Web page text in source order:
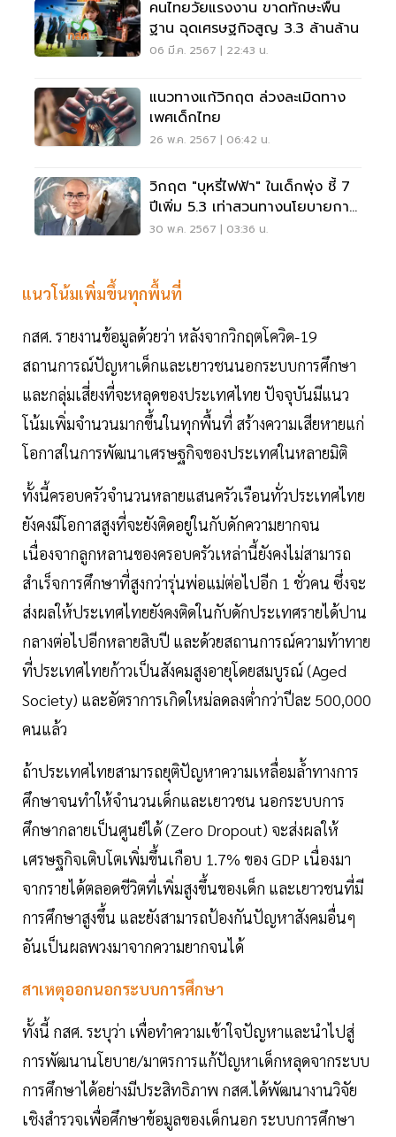
คนไทยวัยแรงงาน ขาดทักษะพื้น
ฐาน ฉุดเศรษฐกิจสูญ 3.3 ล้านล้าน
06 มี.ค. 2567 | 22:43 น.
แนวทางแก้วิกฤต ล่วงละเมิดทาง
เพศเด็กไทย
26 พ.ค. 2567 | 06:42 น.
วิกฤต "บุหรี่ไฟฟ้า" ในเด็กพุ่ง ชี้ 7
ปีเพิ่ม 5.3 เท่าสวนทางนโยบายการ
แบน
30 พ.ค. 2567 | 03:36 น.
แนวโน้มเพิ่มขึ้นทุกพื้นที่
กสศ. รายงานข้อมูลด้วยว่า หลังจากวิกฤตโควิด-19
สถานการณ์ปัญหาเด็กและเยาวชนนอกระบบการศึกษา
และกลุ่มเสี่ยงที่จะหลุดของประเทศไทย ปัจจุบันมีแนว
โน้มเพิ่มจำนวนมากขึ้นในทุกพื้นที่ สร้างความเสียหายแก่
โอกาสในการพัฒนาเศรษฐกิจของประเทศในหลายมิติ
ทั้งนี้ครอบครัวจำนวนหลายแสนครัวเรือนทั่วประเทศไทย
ยังคงมีโอกาสสูงที่จะยังติดอยู่ในกับดักความยากจน
เนื่องจากลูกหลานของครอบครัวเหล่านี้ยังคงไม่สามารถ
สำเร็จการศึกษาที่สูงกว่ารุ่นพ่อแม่ต่อไปอีก 1 ชั่วคน ซึ่งจะ
ส่งผลให้ประเทศไทยยังคงติดในกับดักประเทศรายได้ปาน
กลางต่อไปอีกหลายสิบปี และด้วยสถานการณ์ความท้าทาย
ที่ประเทศไทยก้าวเป็นสังคมสูงอายุโดยสมบูรณ์ (Aged
Society) และอัตราการเกิดใหม่ลดลงต่ำกว่าปีละ 500,000
คนแล้ว
ถ้าประเทศไทยสามารถยุติปัญหาความเหลื่อมล้ำทางการ
ศึกษาจนทำให้จำนวนเด็กและเยาวชน นอกระบบการ
ศึกษากลายเป็นศูนย์ได้ (Zero Dropout) จะส่งผลให้
เศรษฐกิจเติบโตเพิ่มขึ้นเกือบ 1.7% ของ GDP เนื่องมา
จากรายได้ตลอดชีวิตที่เพิ่มสูงขึ้นของเด็ก และเยาวชนที่มี
การศึกษาสูงขึ้น และยังสามารถป้องกันปัญหาสังคมอื่นๆ
อันเป็นผลพวงมาจากความยากจนได้
สาเหตุออกนอกระบบการศึกษา
ทั้งนี้ กสศ. ระบุว่า เพื่อทำความเข้าใจปัญหาและนำไปสู่
การพัฒนานโยบาย/มาตรการแก้ปัญหาเด็กหลุดจากระบบ
การศึกษาได้อย่างมีประสิทธิภาพ กสศ.ได้พัฒนางานวิจัย
เชิงสำรวจเพื่อศึกษาข้อมูลของเด็กนอก ระบบการศึกษา